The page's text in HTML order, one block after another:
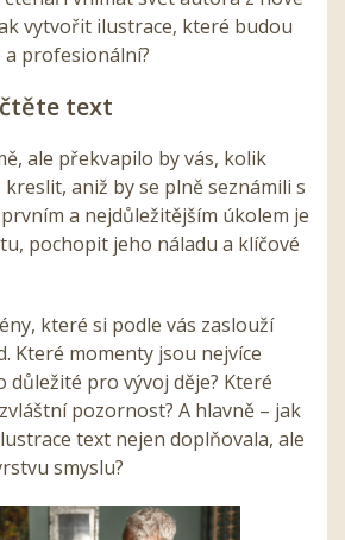
vytvořit ilustrace, které budou
profesionální?
text
ale překvapilo by vás, kolik
aniž by se plně seznámili s
a nejdůležitějším úkolem je
pochopit jeho náladu a klíčové
které si podle vás zaslouží
Které momenty jsou nejvíce
důležité pro vývoj děje? Které
pozornost? A hlavně – jak
text nejen doplňovala, ale
smyslu?